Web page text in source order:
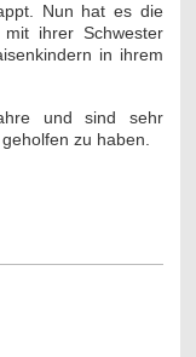
Nun hat es die
ihrer Schwester
in ihrem
und sind sehr
zu haben.